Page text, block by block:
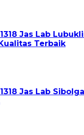
Jas Lab
Terbaik
Jas Lab